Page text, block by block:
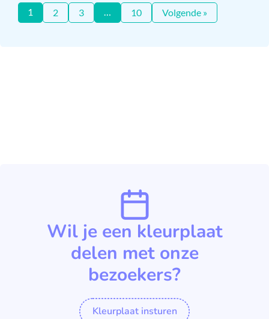
1 2 3 … 10 Volgende »
Wil je een kleurplaat
delen met onze
bezoekers?
Kleurplaat insturen